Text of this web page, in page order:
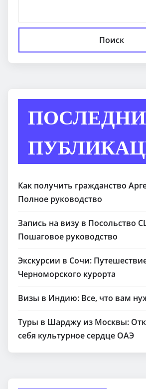
Поиск
Как получить гражданство
Полное руководство
Запись на визу в Посольство
Пошаговое руководство
Экскурсии в Сочи:
Черноморского курорта
Визы в Индию: Все, что вам
Туры в Шарджу из Москвы:
себя культурное сердце ОАЭ